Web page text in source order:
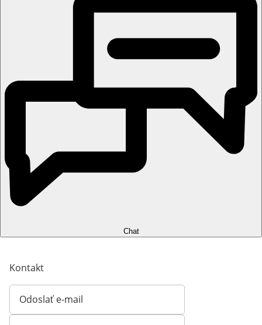
Chat
Kontakt
Odoslať e-mail
Otvorí e-mailového klienta